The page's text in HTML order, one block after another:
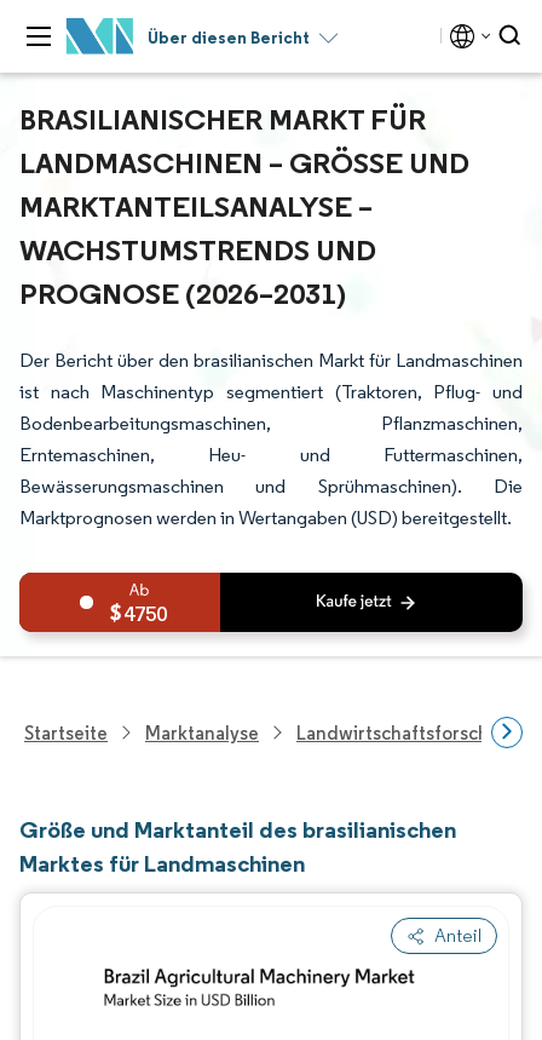
Über diesen Bericht
BRASILIANISCHER MARKT FÜR
LANDMASCHINEN – GRÖSSE UND M
ARKTANTEILSANALYSE – W
ACHSTUMSTRENDS UND P
ROGNOSE (2026–2031)
Der Bericht über den brasilianischen Markt für Landmaschinen
ist nach Maschinentyp segmentiert (Traktoren, Pflug- und
Bodenbearbeitungsmaschinen, Pflanzmaschinen,
Erntemaschinen, Heu- und Futtermaschinen,
Bewässerungsmaschinen und Sprühmaschinen). Die
Marktprognosen werden in Wertangaben (USD) bereitgestellt.
4750
Startseite Marktanalyse Landwirtschaftsforschung
Größe und Marktanteil des brasilianischen
Marktes für Landmaschinen
Anteil